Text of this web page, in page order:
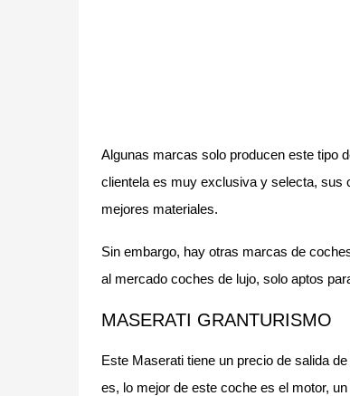
Algunas marcas solo producen este tipo
clientela es muy exclusiva y selecta, sus
mejores materiales.
Sin embargo, hay otras marcas de
al mercado coches de lujo, solo aptos
MASERATI GRANTURISMO
Este Maserati tiene un precio de salida
es, lo mejor de este coche es el motor,